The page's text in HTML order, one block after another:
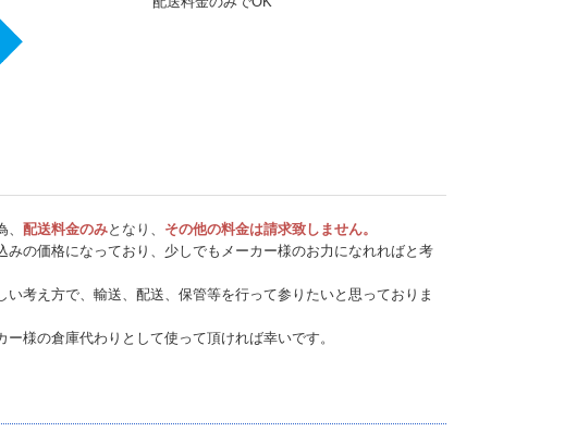
配送料金のみとなり 、 その他の料金は請求致しません。
の価格になっており、少しでもメーカー様のお力になれればと考
考え方で、輸送、配送、保管等を行って参りたいと思っておりま
様の倉庫代わりとして使って頂ければ幸いです。